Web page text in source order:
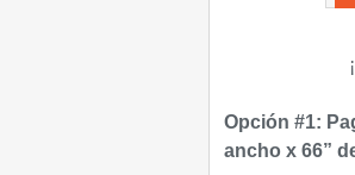
¡
Opción #1:
ancho x 66”